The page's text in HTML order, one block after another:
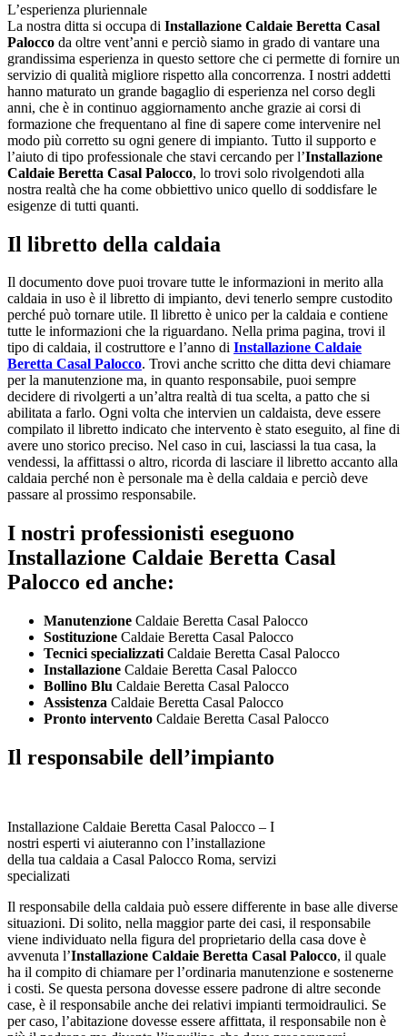
L’esperienza pluriennale
La nostra ditta si occupa di Installazione Caldaie Beretta Casal
Palocco da oltre vent’anni e perciò siamo in grado di vantare una
grandissima esperienza in questo settore che ci permette di fornire un
servizio di qualità migliore rispetto alla concorrenza. I nostri addetti
hanno maturato un grande bagaglio di esperienza nel corso degli
anni, che è in continuo aggiornamento anche grazie ai corsi di
formazione che frequentano al fine di sapere come intervenire nel
modo più corretto su ogni genere di impianto. Tutto il supporto e
l’aiuto di tipo professionale che stavi cercando per l’Installazione
Caldaie Beretta Casal Palocco, lo trovi solo rivolgendoti alla
nostra realtà che ha come obbiettivo unico quello di soddisfare le
esigenze di tutti quanti.
Il libretto della caldaia
Il documento dove puoi trovare tutte le informazioni in merito alla
caldaia in uso è il libretto di impianto, devi tenerlo sempre custodito
perché può tornare utile. Il libretto è unico per la caldaia e contiene
tutte le informazioni che la riguardano. Nella prima pagina, trovi il
tipo di caldaia, il costruttore e l’anno di Installazione Caldaie
Beretta Casal Palocco. Trovi anche scritto che ditta devi chiamare
per la manutenzione ma, in quanto responsabile, puoi sempre
decidere di rivolgerti a un’altra realtà di tua scelta, a patto che si
abilitata a farlo. Ogni volta che intervien un caldaista, deve essere
compilato il libretto indicato che intervento è stato eseguito, al fine di
avere uno storico preciso. Nel caso in cui, lasciassi la tua casa, la
vendessi, la affittassi o altro, ricorda di lasciare il libretto accanto alla
caldaia perché non è personale ma è della caldaia e perciò deve
passare al prossimo responsabile.
I nostri professionisti eseguono
Installazione Caldaie Beretta Casal
Palocco ed anche:
Manutenzione Caldaie Beretta Casal Palocco
Sostituzione Caldaie Beretta Casal Palocco
Tecnici specializzati Caldaie Beretta Casal Palocco
Installazione Caldaie Beretta Casal Palocco
Bollino Blu Caldaie Beretta Casal Palocco
Assistenza Caldaie Beretta Casal Palocco
Pronto intervento Caldaie Beretta Casal Palocco
Il responsabile dell’impianto
Installazione Caldaie Beretta Casal Palocco – I
nostri esperti vi aiuteranno con l’installazione
della tua caldaia a Casal Palocco Roma, servizi
specializati
Il responsabile della caldaia può essere differente in base alle diverse
situazioni. Di solito, nella maggior parte dei casi, il responsabile
viene individuato nella figura del proprietario della casa dove è
avvenuta l’Installazione Caldaie Beretta Casal Palocco, il quale
ha il compito di chiamare per l’ordinaria manutenzione e sostenerne
i costi. Se questa persona dovesse essere padrone di altre seconde
case, è il responsabile anche dei relativi impianti termoidraulici. Se
per caso, l’abitazione dovesse essere affittata, il responsabile non è